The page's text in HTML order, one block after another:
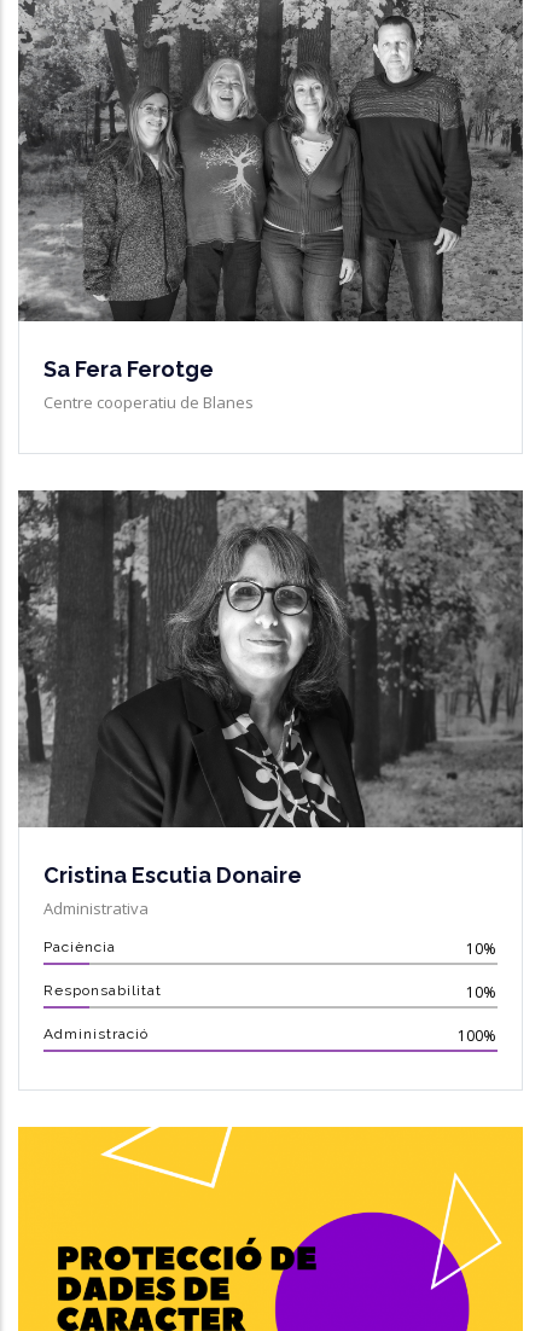
Sa Fera Ferotge
Centre cooperatiu de Blanes
Cristina Escutia Donaire
Administrativa
Paciència 10%
Responsabilitat 10%
Administració 100%